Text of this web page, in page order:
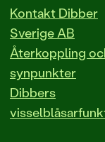
Kontakt Dibber
Sverige AB
Återkoppling
synpunkter
Dibbers